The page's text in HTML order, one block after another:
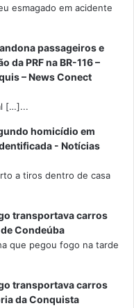
esmagado em acidente
passageiros e
da PRF na BR-116 –
– News Conect
[…]...
homicídio em
- Notícias
a tiros dentro de casa
transportava carros
Condeúba
que pegou fogo na tarde
transportava carros
da Conquista